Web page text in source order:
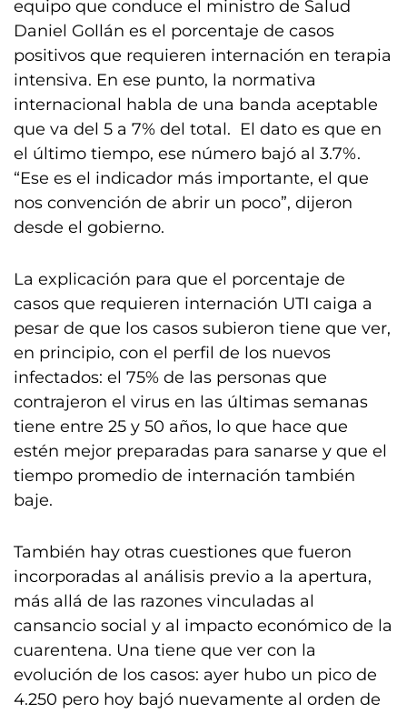
equipo que conduce el ministro de Salud
Daniel Gollán es el porcentaje de casos
positivos que requieren internación en terapia
intensiva. En ese punto, la normativa
internacional habla de una banda aceptable
que va del 5 a 7% del total. El dato es que en
el último tiempo, ese número bajó al 3.7%.
“Ese es el indicador más importante, el que
nos convención de abrir un poco”, dijeron
desde el gobierno.
La explicación para que el porcentaje de
casos que requieren internación UTI caiga a
pesar de que los casos subieron tiene que ver,
en principio, con el perfil de los nuevos
infectados: el 75% de las personas que
contrajeron el virus en las últimas semanas
tiene entre 25 y 50 años, lo que hace que
estén mejor preparadas para sanarse y que el
tiempo promedio de internación también
baje.
También hay otras cuestiones que fueron
incorporadas al análisis previo a la apertura,
más allá de las razones vinculadas al
cansancio social y al impacto económico de la
cuarentena. Una tiene que ver con la
evolución de los casos: ayer hubo un pico de
4.250 pero hoy bajó nuevamente al orden de